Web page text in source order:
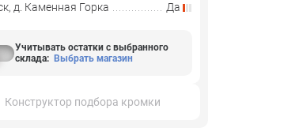
д. Каменная Горка
Да
Учитывать остатки с выбранного
склада: Выбрать магазин
Конструктор подбора кромки